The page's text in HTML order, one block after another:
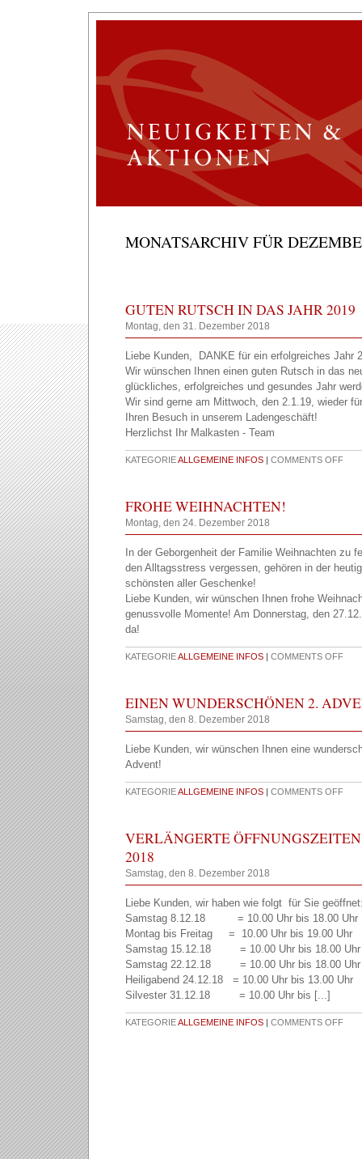
MONATSARCHIV FÜR
GUTEN RUTSCH IN DAS JAHR 2019
Montag, den 31. Dezember 2018
Liebe Kunden, DANKE für ein erfolgreiches Jahr
Wir wünschen Ihnen einen guten Rutsch in das
glückliches, erfolgreiches und gesundes Jahr
Wir sind gerne am Mittwoch, den 2.1.19, wieder
Ihren Besuch in unserem Ladengeschäft!
Herzlichst Ihr Malkasten - Team
KATEGORIEALLGEMEINE INFOS | COMMENTS OFF
FROHE WEIHNACHTEN!
Montag, den 24. Dezember 2018
In der Geborgenheit der Familie Weihnachten zu
den Alltagsstress vergessen, gehören in der
schönsten aller Geschenke!
Liebe Kunden, wir wünschen Ihnen frohe
genussvolle Momente! Am Donnerstag, den
da!
KATEGORIEALLGEMEINE INFOS | COMMENTS OFF
EINEN WUNDERSCHÖNEN 2.
Samstag, den 8. Dezember 2018
Liebe Kunden, wir wünschen Ihnen eine
Advent!
KATEGORIEALLGEMEINE INFOS | COMMENTS OFF
VERLÄNGERTE
2018
Samstag, den 8. Dezember 2018
Liebe Kunden, wir haben wie folgt für Sie
Samstag 8.12.18 = 10.00 Uhr bis 18.00 Uhr
Montag bis Freitag = 10.00 Uhr bis 19.00 Uhr
Samstag 15.12.18 = 10.00 Uhr bis 18.00 Uhr
Samstag 22.12.18 = 10.00 Uhr bis 18.00 Uhr
Heiligabend 24.12.18 = 10.00 Uhr bis 13.00 Uhr
Silvester 31.12.18 = 10.00 Uhr bis [...]
KATEGORIEALLGEMEINE INFOS | COMMENTS OFF